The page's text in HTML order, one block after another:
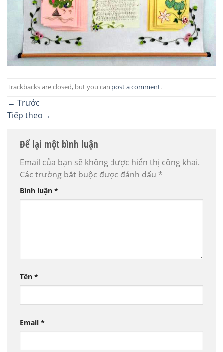
Trackbacks are closed, but you can post a comment.
← Trước
Tiếp theo→
Để lại một bình luận
Email của bạn sẽ không được hiển thị công khai.
Các trường bắt buộc được đánh dấu *
Bình luận *
Tên *
Email *